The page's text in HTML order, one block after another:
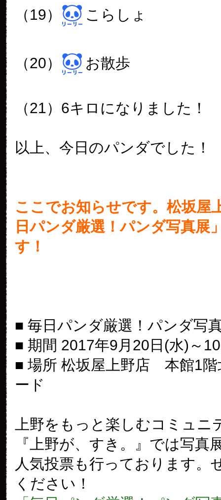
（19） こらしょ
（20） お散歩
（21）6キロになりました！
以上、今日のパンダでした！
ここでお知らせです。松坂屋
日パンダ厳選！パンダ写真展
す！
■ 毎日パンダ厳選！パンダ写
■ 期間 2017年9月20日(水)～
■ 場所 松坂屋上野店 本館1階
ード
上野をもっと楽しむコミュニ
『上野が、すき。』では写真
人気投票も行っております。
ください！